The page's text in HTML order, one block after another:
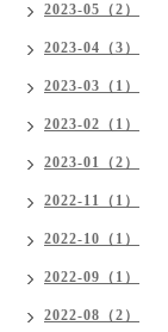
2023-05（2）
2023-04（3）
2023-03（1）
2023-02（1）
2023-01（2）
2022-11（1）
2022-10（1）
2022-09（1）
2022-08（2）